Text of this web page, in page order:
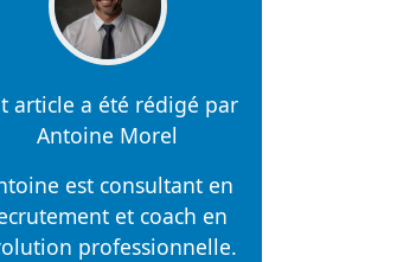
article a été rédigé par
Antoine Morel
est consultant en
et coach en
professionnelle.